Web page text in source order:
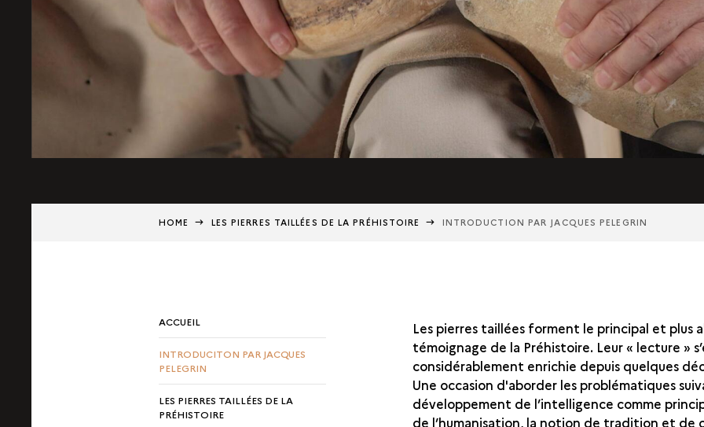
HOME LES PIERRES TAILLÉES DE LA PRÉHISTOIRE INTRODUCTION PAR JACQUES PELEGRIN
ACCUEIL
INTRODUCITON PAR JACQUES
PELEGRIN
LES PIERRES TAILLÉES DE LA
PRÉHISTOIRE
Les pierres taillées forment le principal et plus
témoignage de la Préhistoire. Leur « lecture »
considérablement enrichie depuis quelques
Une occasion d'aborder les problématiques
développement de l’intelligence comme
de l’humanisation, la notion de tradition et de